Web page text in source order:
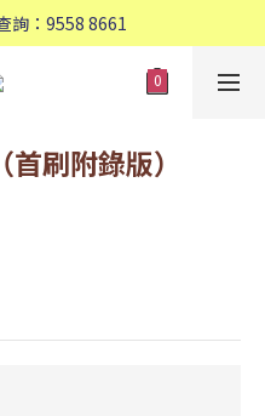
詢：9558 8661
詢：9558 8661
，🚚免運費❤️
刷附錄版）